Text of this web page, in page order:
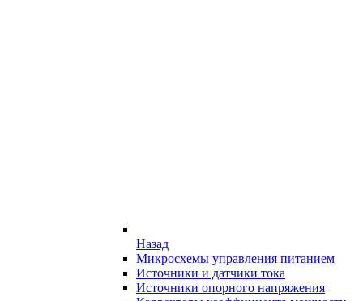
Назад
Микросхемы управления питанием
Источники и датчики тока
Источники опорного напряжения